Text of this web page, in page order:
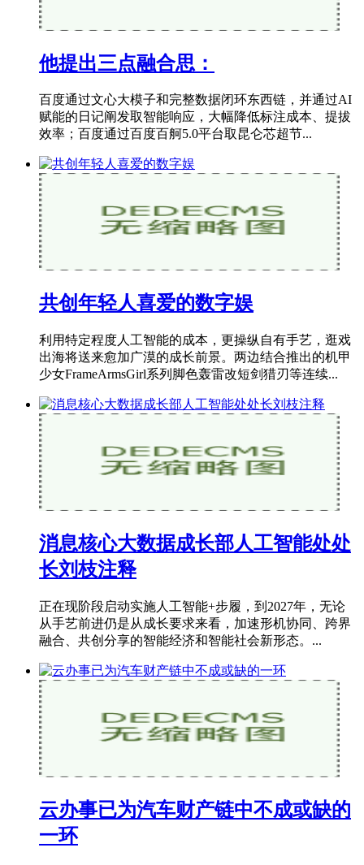
他提出三点融合思：
百度通过文心大模子和完整数据闭环东西链，并通过AI
赋能的日记阐发取智能响应，大幅降低标注成本、提拔
效率；百度通过百度百舸5.0平台取昆仑芯超节...
共创年轻人喜爱的数字娱
利用特定程度人工智能的成本，更操纵自有手艺，逛戏
出海将送来愈加广漠的成长前景。两边结合推出的机甲
少女FrameArmsGirl系列脚色轰雷改短剑猎刃等连续...
消息核心大数据成长部人工智能处处
长刘枝注释
正在现阶段启动实施人工智能+步履，到2027年，无论
从手艺前进仍是从成长要求来看，加速形机协同、跨界
融合、共创分享的智能经济和智能社会新形态。...
云办事已为汽车财产链中不成或缺的
一环